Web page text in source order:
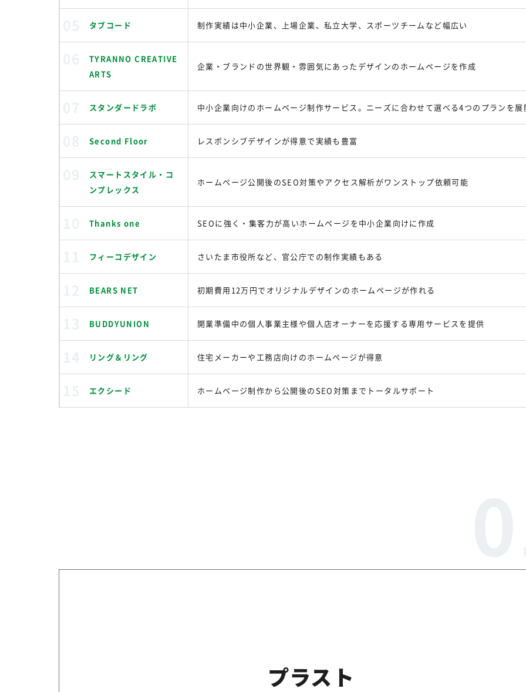
タブコード 制作実績は中小企業、上場企業、私立大学、スポーツチームなど幅広い
TYRANNO CREATIVE
ARTS
企業・ブランドの世界観・雰囲気にあったデザインのホームページを作成
スタンダードラボ 中小企業向けのホームページ制作サービス。ニーズに合わせて選べる4つのプランを展
Second Floor レスポンシブデザインが得意で実績も豊富
スマートスタイル・コ
ンプレックス
ホームページ公開後のSEO対策やアクセス解析がワンストップ依頼可能
Thanks one SEOに強く・集客力が高いホームページを中小企業向けに作成
フィーコデザイン さいたま市役所など、官公庁での制作実績もある
BEARS NET 初期費用12万円でオリジナルデザインのホームページが作れる
BUDDYUNION 開業準備中の個人事業主様や個人店オーナーを応援する専用サービスを提供
リング＆リング 住宅メーカーや工務店向けのホームページが得意
エクシード ホームページ制作から公開後のSEO対策までトータルサポート
プラスト